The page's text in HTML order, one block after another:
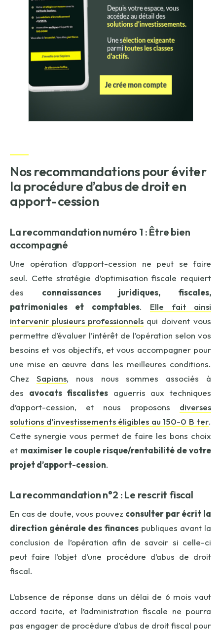
Nos recommandations pour éviter
la procédure d’abus de droit en
apport-cession
La recommandation numéro 1 : Être bien
accompagné
Une opération d’apport-cession ne peut se faire
seul. Cette stratégie d’optimisation fiscale requiert
des connaissances juridiques, fiscales,
patrimoniales et comptables. Elle fait ainsi
intervenir plusieurs professionnelsqui doivent vous
permettre d’évaluer l’intérêt de l’opération selon vos
besoins et vos objectifs, et vous accompagner pour
une mise en œuvre dans les meilleures conditions.
Chez Sapians, nous nous sommes associés à
des avocats fiscalistes aguerris aux techniques
d’apport-cession, et nous proposons diverses
solutions d’investissements éligibles au 150-0 B ter.
Cette synergie vous permet de faire les bons choix
et maximiser le couple risque/rentabilité de votre
projet d’apport-cession.
La recommandation n°2 : Le rescrit fiscal
En cas de doute, vous pouvez consulter par écrit la
direction générale des finances publiques avant la
conclusion de l’opération afin de savoir si celle-ci
peut faire l’objet d’une procédure d’abus de droit
fiscal.
L’absence de réponse dans un délai de 6 mois vaut
accord tacite, et l’administration fiscale ne pourra
pas engager de procédure d’abus de droit fiscal pour